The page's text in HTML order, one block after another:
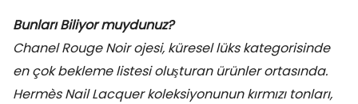
Bunları Biliyor muydunuz?
Chanel Rouge Noir ojesi, küresel lüks kategorisinde
en çok bekleme listesi oluşturan ürünler ortasında.
Hermès Nail Lacquer koleksiyonunun kırmızı tonları,